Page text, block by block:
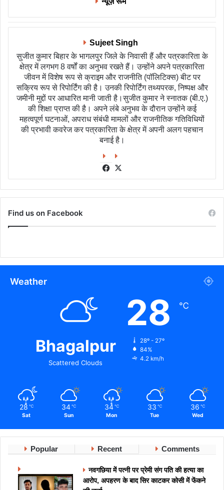
Sujeet Singh
सुजीत कुमार बिहार के भागलपुर जिले के निवासी हैं और पत्रकारिता के
क्षेत्र में लगभग 8 वर्षों का अनुभव रखते हैं। उन्होंने अपने पत्रकारिता
जीवन में विशेष रूप से क्राइम और राजनीति (पॉलिटिक्स) बीट पर
सक्रिय रूप से रिपोर्टिंग की है। उनकी रिपोर्टिंग तथ्यपरक, निष्पक्ष और
जमीनी मुद्दों पर आधारित मानी जाती है।सुजीत कुमार ने स्नातक (बी.ए.)
की शिक्षा प्राप्त की है। अपने लंबे अनुभव के दौरान उन्होंने कई
महत्वपूर्ण घटनाओं, अपराध संबंधी मामलों और राजनीतिक गतिविधियों
की प्रभावी कवरेज कर पत्रकारिता के क्षेत्र में अपनी अलग पहचान
बनाई है।
Facebook
Find us on Facebook
Weather
Bhagalpur
Scattered Clouds
28 ℃
28º - 27º
84%
4.2 km/h
28 ℃
Sat
34 ℃
Sun
34 ℃
Mon
33 ℃
Tue
36 ℃
Wed
Popular Recent Comments
नवगछिया में पत्नी पर प्रेमी संग पति की हत्या का
आरोप, अपहरण के बाद सिर काटकर कोसी में फेंकने